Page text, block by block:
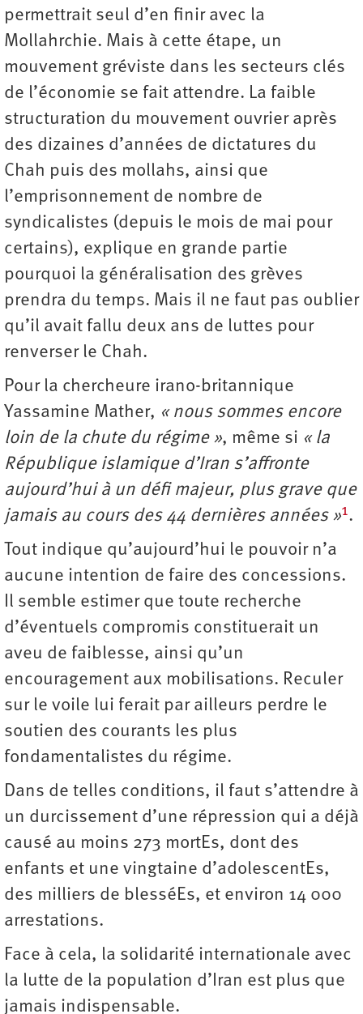
permettrait seul d’en finir avec la
Mollahrchie. Mais à cette étape, un
mouvement gréviste dans les secteurs clés
de l’économie se fait attendre. La faible
structuration du mouvement ouvrier après
des dizaines d’années de dictatures du
Chah puis des mollahs, ainsi que
l’emprisonnement de nombre de
syndicalistes (depuis le mois de mai pour
certains), explique en grande partie
pourquoi la généralisation des grèves
prendra du temps. Mais il ne faut pas oublier
qu’il avait fallu deux ans de luttes pour
renverser le Chah.
Pour la chercheure irano-britannique
Yassamine Mather, « nous sommes encore
loin de la chute du régime », même si « la
République islamique d’Iran s’affronte
aujourd’hui à un défi majeur, plus grave que
jamais au cours des 44 dernières années »1.
Tout indique qu’aujourd’hui le pouvoir n’a
aucune intention de faire des concessions.
Il semble estimer que toute recherche
d’éventuels compromis constituerait un
aveu de faiblesse, ainsi qu’un
encouragement aux mobilisations. Reculer
sur le voile lui ferait par ailleurs perdre le
soutien des courants les plus
fondamentalistes du régime.
Dans de telles conditions, il faut s’attendre à
un durcissement d’une répression qui a déjà
causé au moins 273 mortEs, dont des
enfants et une vingtaine d’adolescentEs,
des milliers de blesséEs, et environ 14 000
arrestations.
Face à cela, la solidarité internationale avec
la lutte de la population d’Iran est plus que
jamais indispensable.